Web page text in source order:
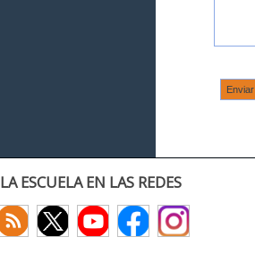
LA ESCUELA EN LAS REDES